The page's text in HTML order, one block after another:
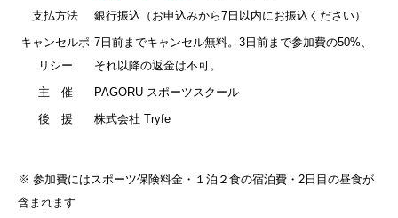
支払方法
銀行振込（お申込みから7日以内にお振込ください）
キャンセルポ
リシー
7日前までキャンセル無料。3日前まで参加費の50%、
それ以降の返金は不可。
主 催
PAGORU スポーツスクール
後 援
株式会社 Tryfe
※ 参加費にはスポーツ保険料金・１泊２食の宿泊費・2日目の昼食が
含まれます